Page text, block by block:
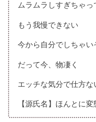
ムラムラしすぎちゃっ
もう我慢できない
今から自分でしちゃい
だって今、物凄く
エッチな気分で仕方な
【源氏名】ほんとに